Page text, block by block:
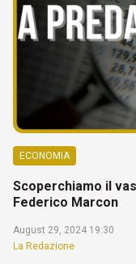
ECONOMIA
Scoperchiamo il
Federico Marcon
August 29, 2024 19:30
La Redazione